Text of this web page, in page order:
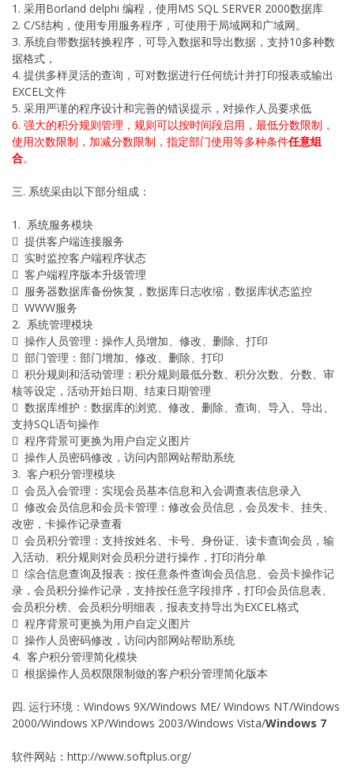
1. 采用Borland delphi 编程，使用MS SQL SERVER 2000数据库
2. C/S结构，使用专用服务程序，可使用于局域网和广域网。
3. 系统自带数据转换程序，可导入数据和导出数据，支持10多种数
据格式，
4. 提供多样灵活的查询，可对数据进行任何统计并打印报表或输出
EXCEL文件
5. 采用严谨的程序设计和完善的错误提示，对操作人员要求低
6. 强大的积分规则管理，规则可以按时间段启用，最低分数限制，
使用次数限制，加减分数限制，指定部门使用等多种条件任意组
合。
三. 系统采由以下部分组成：
1. 系统服务模块
 提供客户端连接服务
 实时监控客户端程序状态
 客户端程序版本升级管理
 服务器数据库备份恢复，数据库日志收缩，数据库状态监控
 WWW服务
2. 系统管理模块
 操作人员管理：操作人员增加、修改、删除、打印
 部门管理：部门增加、修改、删除、打印
 积分规则和活动管理：积分规则最低分数、积分次数、分数、审
核等设定，活动开始日期、结束日期管理
 数据库维护：数据库的浏览、修改、删除、查询、导入、导出、
支持SQL语句操作
 程序背景可更换为用户自定义图片
 操作人员密码修改，访问内部网站帮助系统
3. 客户积分管理模块
 会员入会管理：实现会员基本信息和入会调查表信息录入
 修改会员信息和会员卡管理：修改会员信息，会员发卡、挂失、
改密，卡操作记录查看
 会员积分管理：支持按姓名、卡号、身份证、读卡查询会员，输
入活动、积分规则对会员积分进行操作，打印消分单
 综合信息查询及报表：按任意条件查询会员信息、会员卡操作记
录，会员积分操作记录，支持按任意字段排序，打印会员信息表、
会员积分榜、会员积分明细表，报表支持导出为EXCEL格式
 程序背景可更换为用户自定义图片
 操作人员密码修改，访问内部网站帮助系统
4. 客户积分管理简化模块
 根据操作人员权限限制做的客户积分管理简化版本
四. 运行环境：Windows 9X/Windows ME/ Windows NT/Windows
2000/Windows XP/Windows 2003/Windows Vista/Windows 7
软件网站：http://www.softplus.org/